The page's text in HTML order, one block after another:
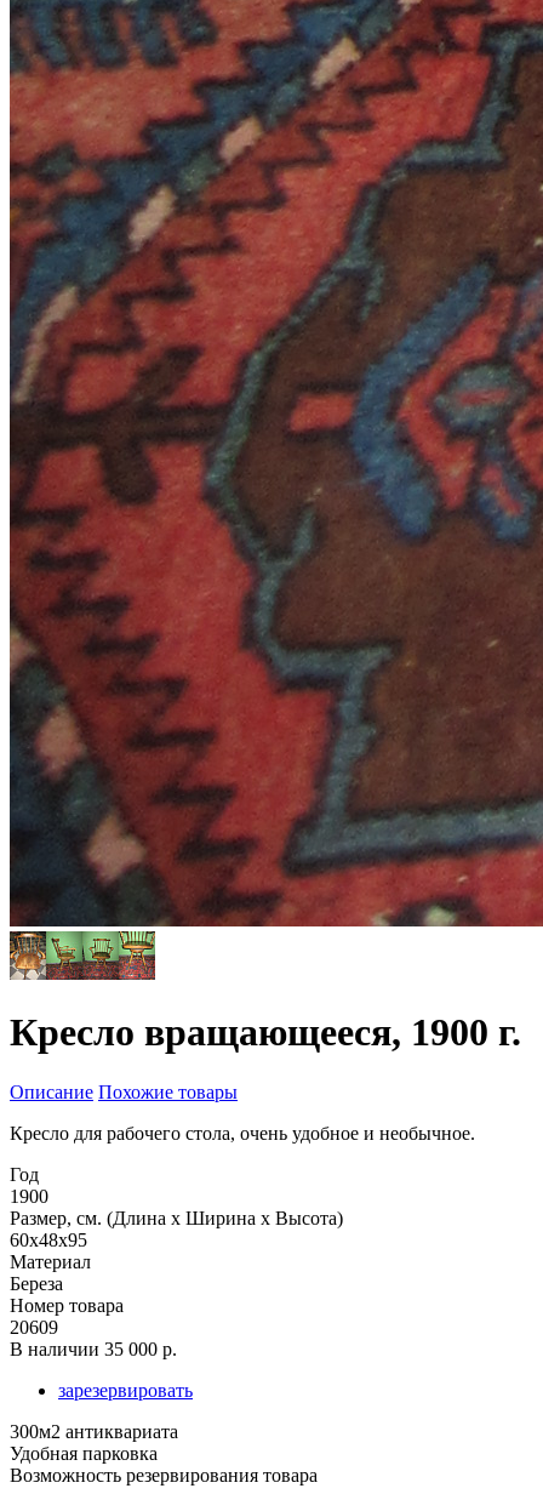
Кресло вращающееся, 1900 г.
Описание Похожие товары
Кресло для рабочего стола, очень удобное и необычное.
Год
1900
Размер, см. (Длина х Ширина х Высота)
60x48x95
Материал
Береза
Номер товара
20609
В наличии 35 000 р.
зарезервировать
300м2 антиквариата
Удобная парковка
Возможность резервирования товара